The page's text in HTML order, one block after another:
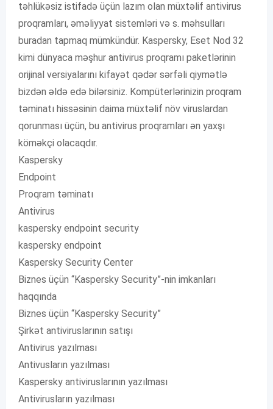
təhlükəsiz istifadə üçün lazım olan müxtəlif antivirus
proqramları, əməliyyat sistemləri və s. məhsulları
buradan tapmaq mümkündür. Kaspersky, Eset Nod 32
kimi dünyaca məşhur antivirus proqramı paketlərinin
orijinal versiyalarını kifayət qədər sərfəli qiymətlə
bizdən əldə edə bilərsiniz. Kompüterlərinizin proqram
təminatı hissəsinin daima müxtəlif növ viruslardan
qorunması üçün, bu antivirus proqramları ən yaxşı
köməkçi olacaqdır.
Kaspersky
Endpoint
Proqram təminatı
Antivirus
kaspersky endpoint security
kaspersky endpoint
Kaspersky Security Center
Biznes üçün “Kaspersky Security”-nin imkanları
haqqında
Biznes üçün “Kaspersky Security”
Şirkət antiviruslarının satışı
Antivirus yazılması
Antivusların yazılması
Kaspersky antiviruslarının yazılması
Antivirusların yazılması